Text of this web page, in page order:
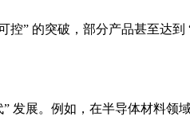
控” 的突破，部分产品甚至达
发展。例如，在半导体材料领